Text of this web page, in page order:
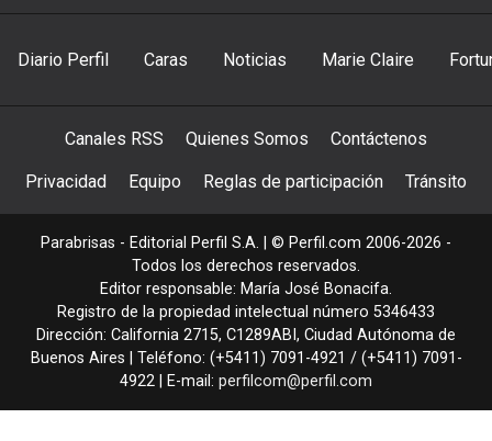
Diario Perfil Caras Noticias Marie Claire
Canales RSS Quienes Somos Contáctenos
Privacidad Equipo Reglas de participación Tránsito
Parabrisas - Editorial Perfil S.A. | © Perfil.com 2006-2026 -
Todos los derechos reservados.
Editor responsable: María José Bonacifa.
Registro de la propiedad intelectual número 5346433
Dirección: California 2715, C1289ABI, Ciudad Autónoma de
Buenos Aires | Teléfono: (+5411) 7091-4921 / (+5411) 7091-
4922 | E-mail: perfilcom@perfil.com